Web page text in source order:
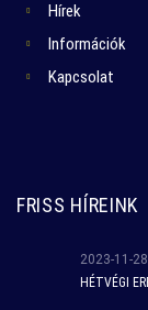
Hírek
Információk
Kapcsolat
FRISS HÍREINK
2023-11-28
HÉTVÉGI